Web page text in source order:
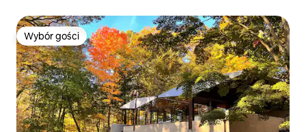
Wybór gości
Wybór gości